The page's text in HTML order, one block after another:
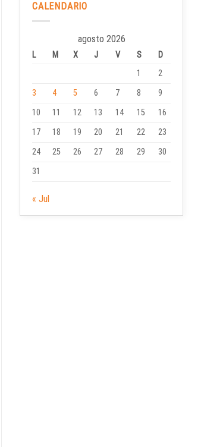
CALENDARIO
agosto 2026
L M X J V S
D
1
2
3
4 5 6 7 8
9
10
11 12 13 14 15
16
17
18 19 20 21 22
23
24
25 26 27 28 29
30
31
« Jul